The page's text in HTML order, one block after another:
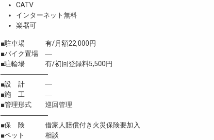
CATV
インターネット無料
楽器可
■駐車場 有/月額22,000円
■バイク置場 ―
■駐輪場 有/初回登録料5,500円
―――――――
■設 計 ―
■施 工 ―
■管理形式 巡回管理
―――――――
■保 険 借家人賠償付き火災保険要加入
■ペット 相談